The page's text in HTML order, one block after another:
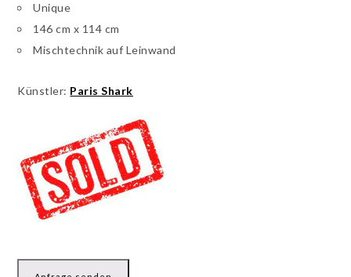
Unique
146 cm x 114 cm
Mischtechnik auf Leinwand
Künstler: Paris Shark